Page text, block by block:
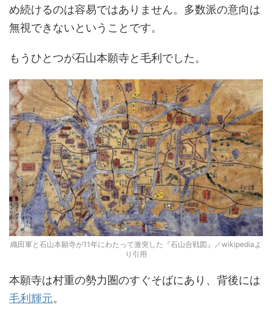
め続けるのは容易ではありません。多数派の意向は
無視できないということです。
もうひとつが石山本願寺と毛利でした。
織田軍と石山本願寺が11年にわたって激突した『石山合戦図』／wikipediaよ
り引用
本願寺は村重の勢力圏のすぐそばにあり、背後には
毛利輝元。